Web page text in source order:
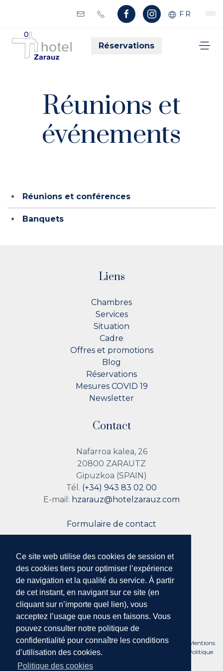
Ce site web utilise des cookies de session et
des cookies tiers pour optimiser l’expérience
de navigation et la qualité du service. À partir
de cet instant, en navigant sur ce site (en
cliquant sur n’importe quel lien), vous
acceptez l’usage que nous en faisons. Vous
pouvez consulter notre politique de
confidentialité pour connaître les conditions
d’utilisation des cookies.
Politique des cookies
FR
Réservations
Réunions et
événements
Réunions et conférences
Banquets
Liens
Chambres
Services
Situation
Cadre
Offres et promotions
Blog
Réservations
Mesures COVID 19
Newsletter
Contact
Nafarroa kalea, 26
20800 ZARAUTZ
Gipuzkoa (SPAIN)
Tél. (+34) 943 83 02 00
E-mail: hzarauz@hotelzarauz.com
Formulaire de contact
Suivez nous
No. Reg. Entreprises touristiques du Pays Basque : HSS00078 ·
Mentions
légales et Conditions d’utilisation
Politique